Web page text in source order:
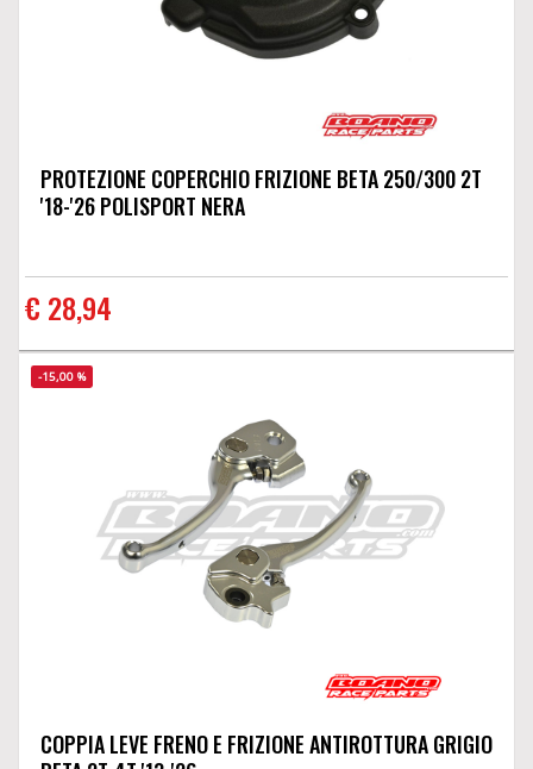
PROTEZIONE COPERCHIO FRIZIONE BETA 250/300 2T
'18-'26 POLISPORT NERA
€ 28,94
-15,00 %
COPPIA LEVE FRENO E FRIZIONE ANTIROTTURA GRIGIO